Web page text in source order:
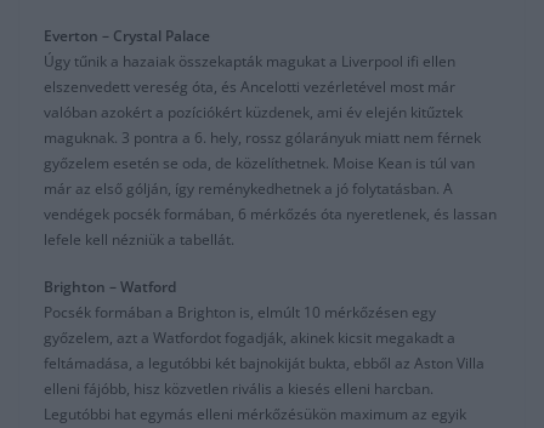
Everton – Crystal Palace
Úgy tűnik a hazaiak összekapták magukat a Liverpool ifi ellen
elszenvedett vereség óta, és Ancelotti vezérletével most már
valóban azokért a pozíciókért küzdenek, ami év elején kitűztek
maguknak. 3 pontra a 6. hely, rossz gólarányuk miatt nem férnek
győzelem esetén se oda, de közelíthetnek. Moise Kean is túl van
már az első gólján, így reménykedhetnek a jó folytatásban. A
vendégek pocsék formában, 6 mérkőzés óta nyeretlenek, és lassan
lefele kell nézniük a tabellát.
Brighton – Watford
Pocsék formában a Brighton is, elmúlt 10 mérkőzésen egy
győzelem, azt a Watfordot fogadják, akinek kicsit megakadt a
feltámadása, a legutóbbi két bajnokiját bukta, ebből az Aston Villa
elleni fájóbb, hisz közvetlen rivális a kiesés elleni harcban.
Legutóbbi hat egymás elleni mérkőzésükön maximum az egyik